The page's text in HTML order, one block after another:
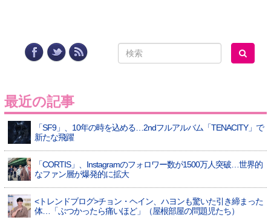
最近の記事
「SF9」、10年の時を込める…2ndフルアルバム「TENACITY」で
新たな飛躍
「CORTIS」、Instagramのフォロワー数が1500万人突破…世界的
なファン層が爆発的に拡大
<トレンドブログ>チョン・ヘイン、ハヨンも驚いた引き締まった
体…「ぶつかったら痛いほど」（屋根部屋の問題児たち）